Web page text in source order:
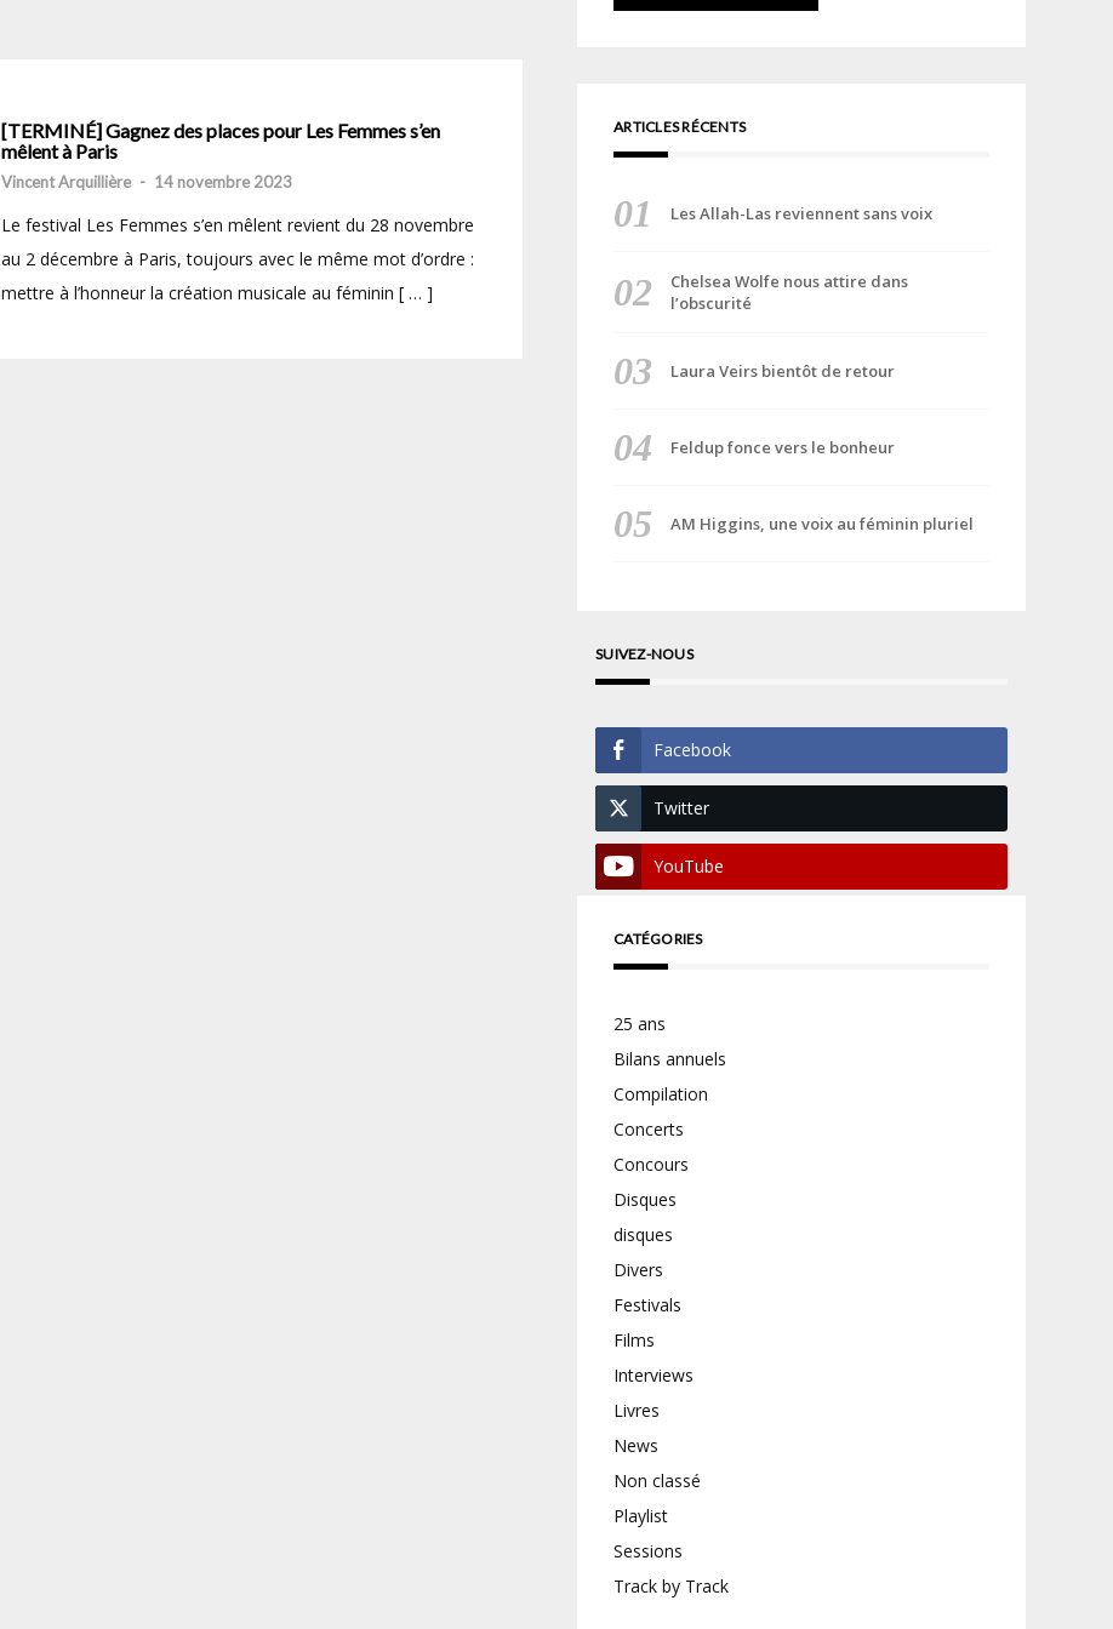
[TERMINÉ] Gagnez des places pour Les Femmes s’en
mêlent à Paris
Vincent Arquillière - 14 novembre 2023
Le festival Les Femmes s’en mêlent revient du 28 novembre
au 2 décembre à Paris, toujours avec le même mot d’ordre :
mettre à l’honneur la création musicale au féminin [ … ]
ARTICLES RÉCENTS
Les Allah-Las reviennent sans voix
Chelsea Wolfe nous attire dans
l’obscurité
Laura Veirs bientôt de retour
Feldup fonce vers le bonheur
AM Higgins, une voix au féminin pluriel
SUIVEZ-NOUS
Facebook
Twitter
YouTube
CATÉGORIES
25 ans
Bilans annuels
Compilation
Concerts
Concours
Disques
disques
Divers
Festivals
Films
Interviews
Livres
News
Non classé
Playlist
Sessions
Track by Track